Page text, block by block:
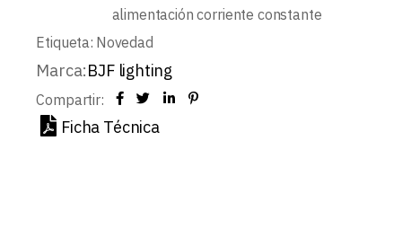
alimentación corriente constante
Etiqueta: Novedad
Marca:BJF lighting
Compartir:
Ficha Técnica